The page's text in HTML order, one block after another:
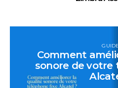
GUIDE
Comment
sonore de votre